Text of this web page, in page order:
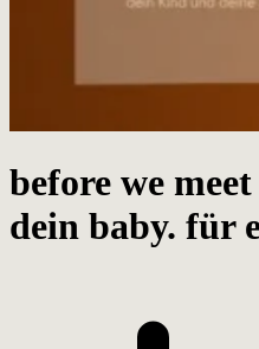
before we
dein baby. für